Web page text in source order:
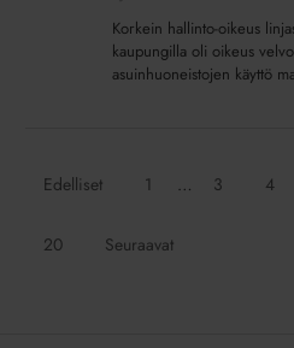
Korkein hallinto-oikeus
kaupungilla oli oikeus
asuinhuoneistojen käyttö
Edelliset
Siirry
1 …
Siirry
3
Siirry
4
Siirry
20 Seuraavat